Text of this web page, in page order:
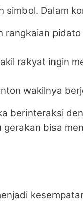
Dalam
rangkaian
rakyat ingin
wakilnya
berinteraksi
bisa